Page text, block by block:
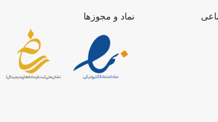
نماد و مجوزها